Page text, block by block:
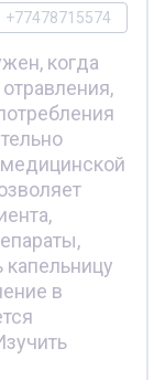
+77478715574
когда
капельницу
в